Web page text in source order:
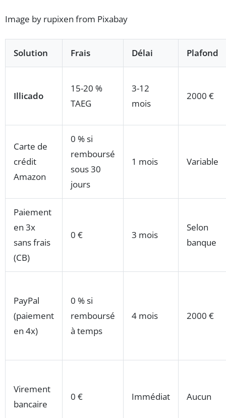
Image by rupixen from Pixabay
Solution Frais Délai Plafond
Illicado
15-20 %
TAEG
3-12
mois
2000 €
Carte de
crédit
Amazon
0 % si
remboursé
sous 30
jours
1 mois Variable
Paiement
en 3x
sans frais
(CB)
0 € 3 mois
Selon
banque
PayPal
(paiement
en 4x)
0 % si
remboursé
à temps
4 mois 2000 €
Virement
bancaire
0 € Immédiat Aucun